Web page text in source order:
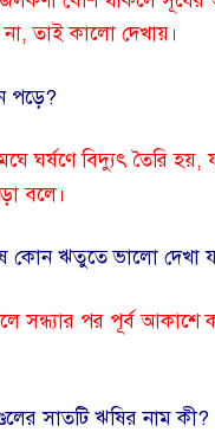
তাই কালো দেখায়।
পড়ে?
ঘর্ষণে বিদ্যুৎ তৈরি হয়,
বলে।
কোন ঋতুতে ভালো দেখা
সন্ধ্যার পর পূর্ব
সাতটি ঋষির নাম কী?